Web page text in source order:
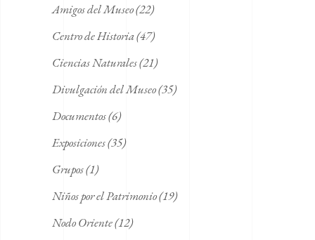
Amigos del Museo(22)
Centro de Historia(47)
Ciencias Naturales(21)
Divulgación del Museo(35)
Documentos(6)
Exposiciones(35)
Grupos(1)
Niños por el Patrimonio(19)
Nodo Oriente(12)